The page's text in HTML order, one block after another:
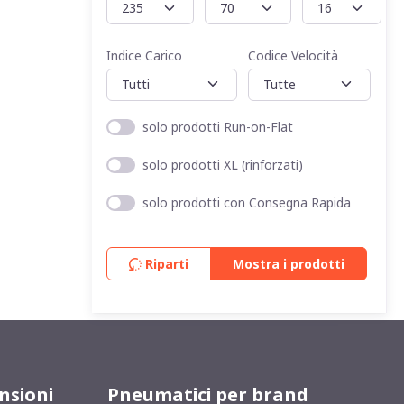
Indice Carico Codice Velocità
solo prodotti Run-on-Flat
solo prodotti XL (rinforzati)
solo prodotti con Consegna Rapida
Riparti Mostra i prodotti
Pneumatici per brand